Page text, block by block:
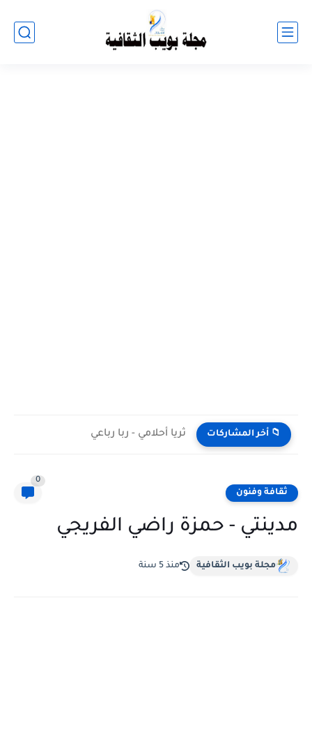
📁 أخر المشاركات ثريا أحلامي - ربا رباعي
ثقافة وفنون
0
مدينتي - حمزة راضي الفريجي
مجلة بويب الثقافية منذ 5 سنة